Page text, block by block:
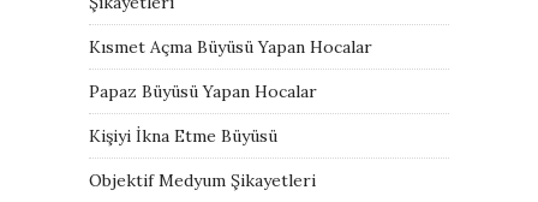
Kısmet Açma Büyüsü Yapan Hocalar
Papaz Büyüsü Yapan Hocalar
Kişiyi İkna Etme Büyüsü
Objektif Medyum Şikayetleri